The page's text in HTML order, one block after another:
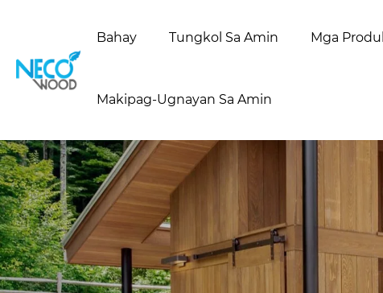
Bahay Tungkol Sa Amin Mga
Makipag-Ugnayan Sa Amin